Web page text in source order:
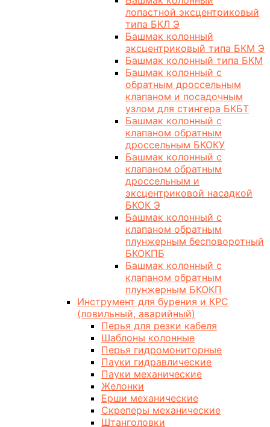
лопастной эксцентриковый
типа БКЛ Э
Башмак колонный
эксцентриковый типа БКМ Э
Башмак колонный типа БКМ
Башмак колонный с
обратным дроссельным
клапаном и посадочным
узлом для стингера БКБТ
Башмак колонный с
клапаном обратным
дроссельным БКОКУ
Башмак колонный с
клапаном обратным
дроссельным и
эксцентриковой насадкой
БКОК Э
Башмак колонный с
клапаном обратным
плунжерным бесповоротный
БКОКПБ
Башмак колонный с
клапаном обратным
плунжерным БКОКП
Инструмент для бурения и КРС
(ловильный, аварийный)
Перья для резки кабеля
Шаблоны колонные
Перья гидромониторные
Пауки гидравлические
Пауки механические
Желонки
Ерши механические
Скреперы механические
Штанголовки